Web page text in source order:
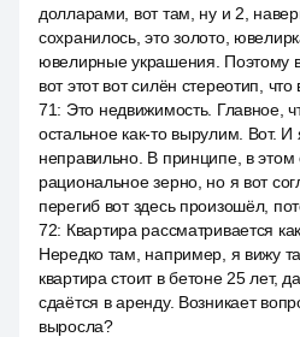
долларами, вот там, ну и 2,
сохранилось, это золото,
ювелирные украшения. Поэтому
вот этот вот силён стереотип, что
71: Это недвижимость. Главное,
остальное как-то вырулим. Вот. И
неправильно. В принципе, в этом
рациональное зерно, но я вот
перегиб вот здесь произошёл,
72: Квартира рассматривается
Нередко там, например, я вижу
квартира стоит в бетоне 25 лет,
сдаётся в аренду. Возникает
выросла?